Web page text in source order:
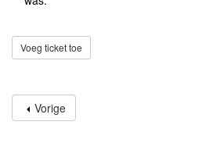
Voeg ticket toe
Vorige